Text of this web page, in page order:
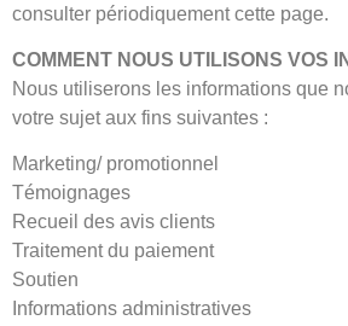
consulter périodiquement cette page.
COMMENT NOUS UTILISONS VOS
Nous utiliserons les informations que
votre sujet aux fins suivantes :
Marketing/ promotionnel
Témoignages
Recueil des avis clients
Traitement du paiement
Soutien
Informations administratives